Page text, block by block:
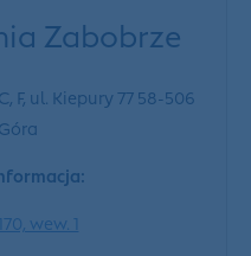
Zabobrze
F, ul. Kiepury 77 58-506
wew. 1